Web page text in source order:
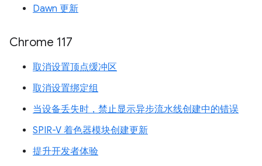
Dawn 更新
Chrome 117
取消设置顶点缓冲区
取消设置绑定组
当设备丢失时，禁止显示异步流水线创建中的错误
SPIR-V 着色器模块创建更新
提升开发者体验